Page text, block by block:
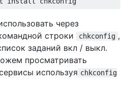
через
строки
chkconfig ,
заданий вкл / выкл.
просматривать
используя chkconfig